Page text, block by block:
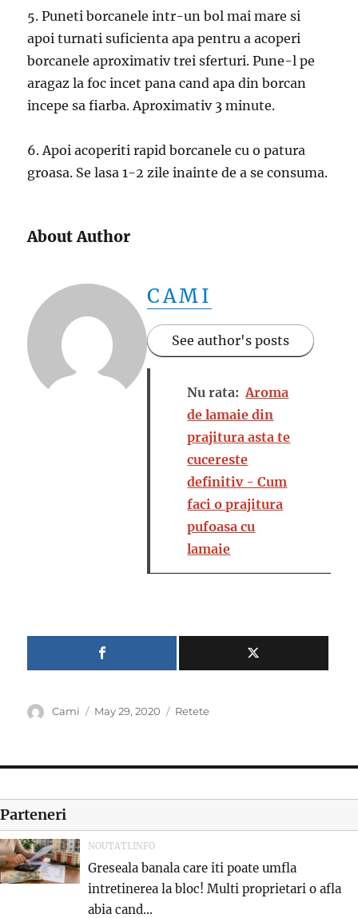
5. Puneti borcanele intr-un bol mai mare si
apoi turnati suficienta apa pentru a acoperi
borcanele aproximativ trei sferturi. Pune-l pe
aragaz la foc incet pana cand apa din borcan
incepe sa fiarba. Aproximativ 3 minute.
6. Apoi acoperiti rapid borcanele cu o patura
groasa. Se lasa 1-2 zile inainte de a se consuma.
About Author
CAMI
See author's posts
Nu rata: Aroma
de lamaie din
prajitura asta te
cucereste
definitiv - Cum
faci o prajitura
pufoasa cu
lamaie
Author
Cami
Posted
May 29, 2020 Categories
Retete
Parteneri
NOUTATI.INFO
Greseala banala care iti poate umfla
intretinerea la bloc! Multi proprietari o afla
abia cand...